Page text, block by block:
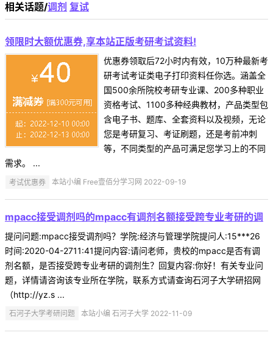
相关话题/调剂 复试
领限时大额优惠券,享本站正版考研考试资料!
优惠券领取后72小时内有效，10万种最新考
研考试考证类电子打印资料任你选。涵盖全
国500余所院校考研专业课、200多种职业
资格考试、1100多种经典教材，产品类型包
含电子书、题库、全套资料以及视频，无论
您是考研复习、考证刷题，还是考前冲刺
等，不同类型的产品可满足您学习上的不同
需求。 ...
考试优惠券 本站小编 Free壹佰分学习网 2022-09-19
mpacc接受调剂吗的mpacc有调剂名额接受跨专业考研的调
提问问题:mpacc接受调剂吗？学院:经济与管理学院提问人:15***26
时间:2020-04-2711:41提问内容:请问老师，贵校的mpacc是否有调
剂名额，是否接受跨专业考研的调剂生？回复内容:你好！有关专业问
题，详情请咨询该专业所在学院，联系方式请查询石河子大学研招网
（http://yz.s ...
石河子大学考研问题 本站小编 石河子大学 2022-11-09